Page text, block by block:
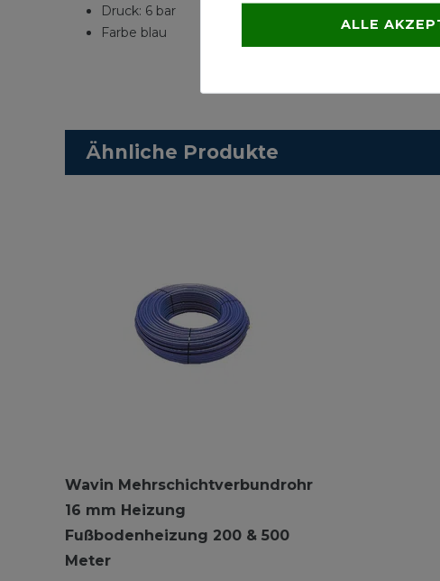
Druck: 6 bar
Farbe blau
Ähnliche Produkte
Wavin Mehrschichtverbundrohr
16 mm Heizung
Fußbodenheizung 200 & 500
Meter
ALLE